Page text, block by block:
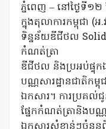
ភ្នំពេញ – នៅថ្ងៃទី១២
ក្នុងតុលាការកម្ពុជា
ទិន្នន័យឌីជីថល Solid
កំណត់ត្រា
ឌីជីថល និងប្រអប់ផ្ទុក
បណ្ណសារដ្ឋានជាតិកម្ពុ
ឯកសារ។ ការប្រគល់ជូន
ផ្នែកកំណត់ត្រានិងបណ្